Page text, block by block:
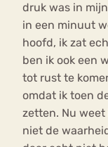
druk was in
in een minuut
hoofd, ik zat
ben ik ook een
tot rust te
omdat ik toen
zetten. Nu
niet de